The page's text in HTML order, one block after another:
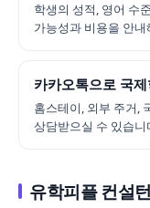
학생의 성적, 영어 수
가능성과 비용을 안
카카오톡으로 국
홈스테이, 외부 주거,
상담받으실 수 있습니
유학피플 컨설